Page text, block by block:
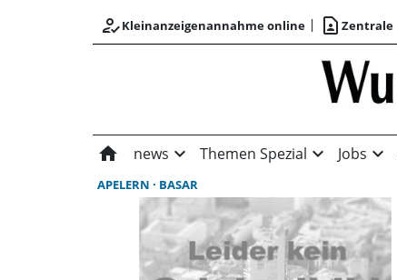
how_to_regKleinanzeigenannahme online contact_page Zentrale
home news expand_more Themen Spezial expand_more Jobs expand_more
APELERN BASAR